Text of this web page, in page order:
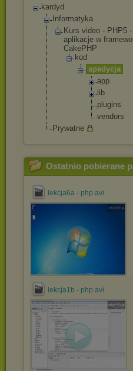
kardyd
Informatyka
Kurs video - PHP5 -
aplikacje w
CakePHP
kod
spedycja
app
lib
plugins
vendors
Prywatne
Ostatnio pobierane
lekcja6a - php.avi
lekcja1b - php.avi